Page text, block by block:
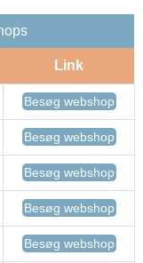
Link
Besøg webshop
Besøg webshop
Besøg webshop
Besøg webshop
Besøg webshop